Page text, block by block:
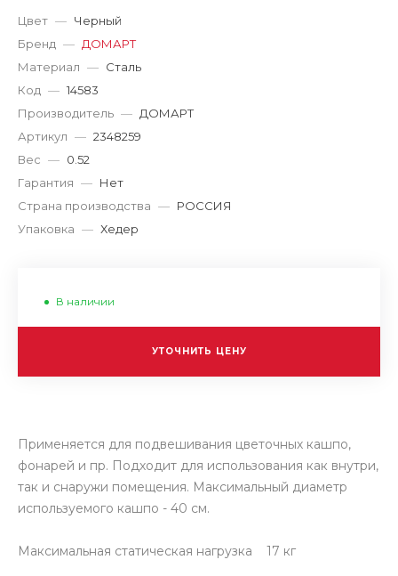
Цвет — Черный
Бренд — ДОМАРТ
Материал — Сталь
Код — 14583
Производитель — ДОМАРТ
Артикул — 2348259
Вес — 0.52
Гарантия — Нет
Страна производства — РОССИЯ
Упаковка — Хедер
В наличии
УТОЧНИТЬ ЦЕНУ
Применяется для подвешивания цветочных кашпо,
фонарей и пр. Подходит для использования как внутри,
так и снаружи помещения. Максимальный диаметр
используемого кашпо - 40 см.
Максимальная статическая нагрузка 17 кг